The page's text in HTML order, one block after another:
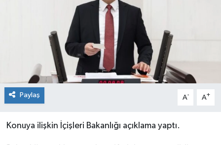
Paylaş A- A+
Konuya ilişkin İçişleri Bakanlığı açıklama yaptı.